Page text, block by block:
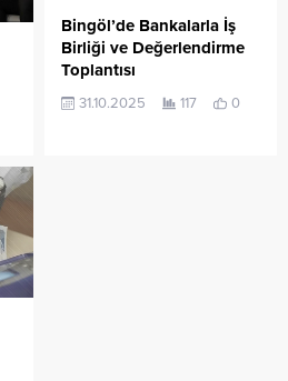
Bingöl’de Bankalarla İş
Birliği ve Değerlendirme
Toplantısı
31.10.2025 117 0